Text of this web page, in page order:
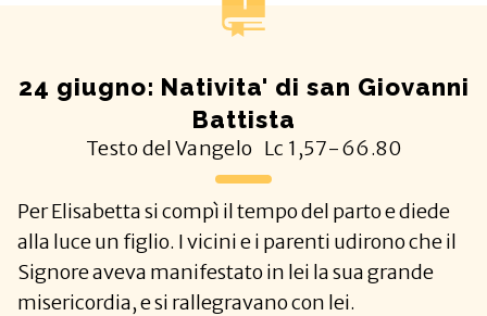
24 giugno: Nativita' di san Giovanni
Battista
Testo del Vangelo Lc 1,57-66.80
Per Elisabetta si compì il tempo del parto e diede
alla luce un figlio. I vicini e i parenti udirono che il
Signore aveva manifestato in lei la sua grande
misericordia, e si rallegravano con lei.